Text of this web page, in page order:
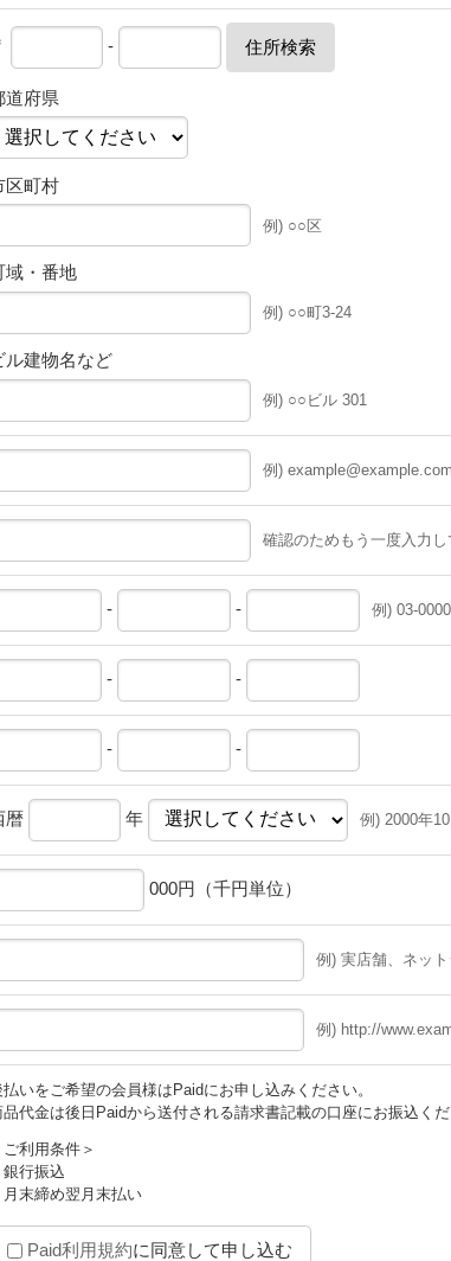
- 住所検索
道府県
区町村
例) ○○区
域・番地
例) ○○町3-24
ル建物名など
例) ○○ビル 301
例) example@example.com
確認のためもう一度入力し
- - 例) 03-
- -
- -
暦 年 例) 2000年10
000円（千円単位）
例) 実店舗、ネッ
例) http://
払いをご希望の会員様はPaidにお申し込みください。
品代金は後日Paidから送付される請求書記載の口座にお振込くだ
ご利用条件＞
銀行振込
月末締め翌月末払い
Paid利用規約に同意して申し込む